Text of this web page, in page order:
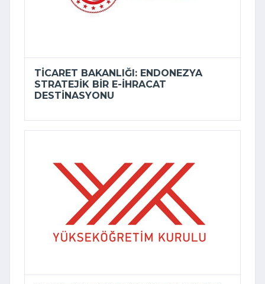
TICARET BAKANLIĞI: ENDONEZYA
STRATEJIK BIR E-İHRACAT
DESTINASYONU